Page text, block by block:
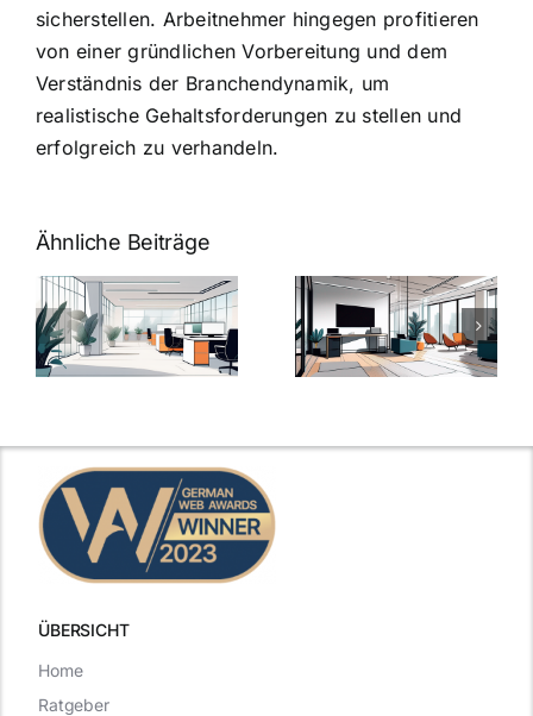
sicherstellen. Arbeitnehmer hingegen profitieren
von einer gründlichen Vorbereitung und dem
Verständnis der Branchendynamik, um
realistische Gehaltsforderungen zu stellen und
erfolgreich zu verhandeln.
Ähnliche Beiträge
Arbeitgeber-
Zusatzleistungen:
5
inspirierende
Warum
bei
Arbeitgebern
ÜBERSICHT
Home
Ratgeber